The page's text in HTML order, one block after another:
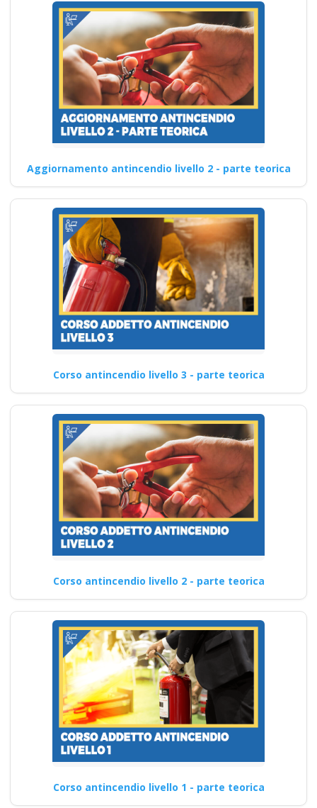
Aggiornamento antincendio livello 2 - parte teorica
Corso antincendio livello 3 - parte teorica
Corso antincendio livello 2 - parte teorica
Corso antincendio livello 1 - parte teorica